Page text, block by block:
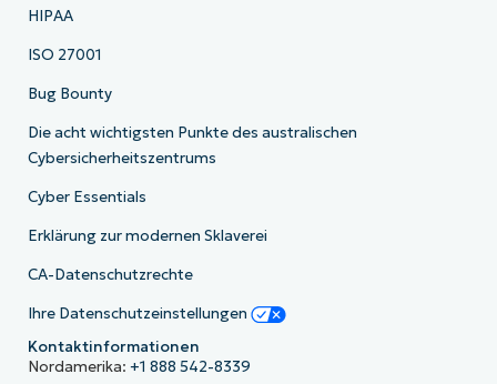
HIPAA
ISO 27001
Bug Bounty
Die acht wichtigsten Punkte des australischen
Cybersicherheitszentrums
Cyber Essentials
Erklärung zur modernen Sklaverei
CA-Datenschutzrechte
Ihre Datenschutzeinstellungen
Kontaktinformationen
Nordamerika: +1 888 542-8339